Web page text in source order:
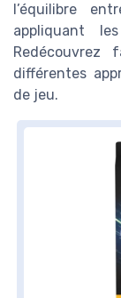
l’équilibre
appliquant
différentes
de jeu.